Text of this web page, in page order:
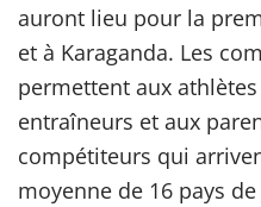
auront lieu pour la
et à Karaganda. Les
permettent aux
entraîneurs et aux
compétiteurs qui
moyenne de 16 pays